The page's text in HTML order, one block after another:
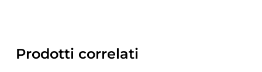
Prodotti correlati